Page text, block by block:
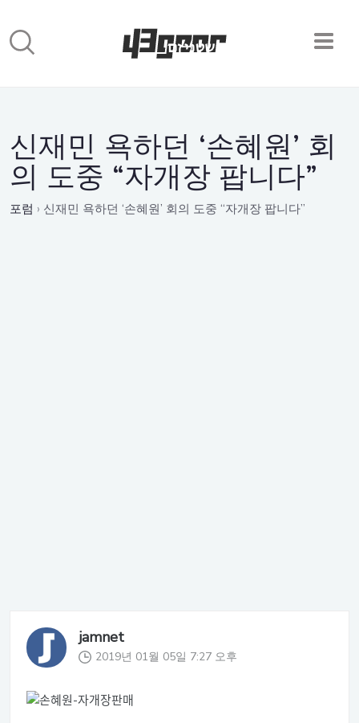
신재민 욕하던 ‘손혜원’ 회
의 도중 “자개장 팝니다”
포럼 › 신재민 욕하던 ‘손혜원’ 회의 도중 “자개장 팝니다”
jamnet
2019년 01월 05일 7:27 오후